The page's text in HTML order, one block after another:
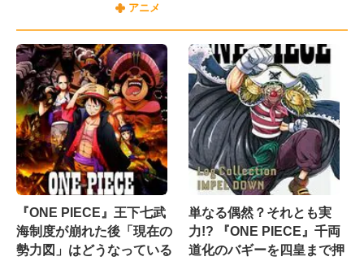
アニメ
『ONE PIECE』王下七武
海制度が崩れた後「現在の
勢力図」はどうなっている
単なる偶然？それとも実
力!? 『ONE PIECE』千両
道化のバギーを四皇まで押